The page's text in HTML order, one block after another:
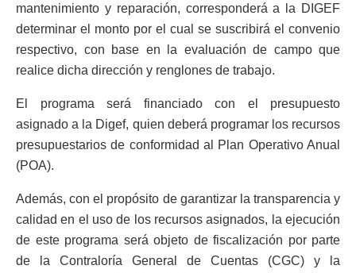
mantenimiento y reparación, corresponderá a la DIGEF
determinar el monto por el cual se suscribirá el convenio
respectivo, con base en la evaluación de campo que
realice dicha dirección y renglones de trabajo.
El programa será financiado con el presupuesto
asignado a la Digef, quien deberá programar los recursos
presupuestarios de conformidad al Plan Operativo Anual
(POA).
Además, con el propósito de garantizar la transparencia y
calidad en el uso de los recursos asignados, la ejecución
de este programa será objeto de fiscalización por parte
de la Contraloría General de Cuentas (CGC) y la